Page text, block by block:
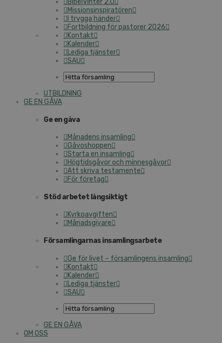
BibelVinter 2.0
Missionsinspiratören
I trygga händer
Fortbildning för pastorer 2026
Kontakt
Kalender
Lediga tjänster
SAU
UTBILDNING
GE EN GÅVA
Ge en gåva
Månadens insamling
Gåvoshoppen
Starta en insamling
Högtidsgåvor och minnesgåvor
Att skriva testamente
För företag
Stöd arbetet långsiktigt
Kyrkoavgiften
Månadsgivare
Församlingarnas insamlingsarbete
Ge för livet – församlingens insamling
Kontakt
Kalender
Lediga tjänster
SAU
GE EN GÅVA
OM OSS